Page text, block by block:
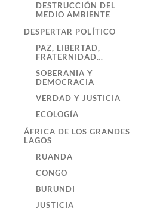
DESTRUCCIÓN DEL
MEDIO AMBIENTE
DESPERTAR POLÍTICO
PAZ, LIBERTAD,
FRATERNIDAD…
SOBERANIA Y
DEMOCRACIA
VERDAD Y JUSTICIA
ECOLOGÍA
ÁFRICA DE LOS GRANDES
LAGOS
RUANDA
CONGO
BURUNDI
JUSTICIA